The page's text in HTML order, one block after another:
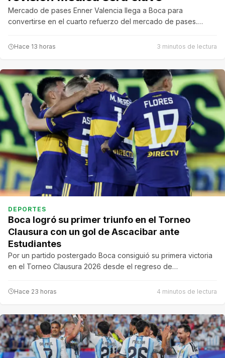
Mercado de pases Enner Valencia llega a Boca para
convertirse en el cuarto refuerzo del mercado de pases.…
Hace 13 horas 3 minutos de lectura
DEPORTES
Boca logró su primer triunfo en el Torneo
Clausura con un gol de Ascacibar ante
Estudiantes
Por un partido postergado Boca consiguió su primera victoria
en el Torneo Clausura 2026 desde el regreso de…
Hace 23 horas 4 minutos de lectura